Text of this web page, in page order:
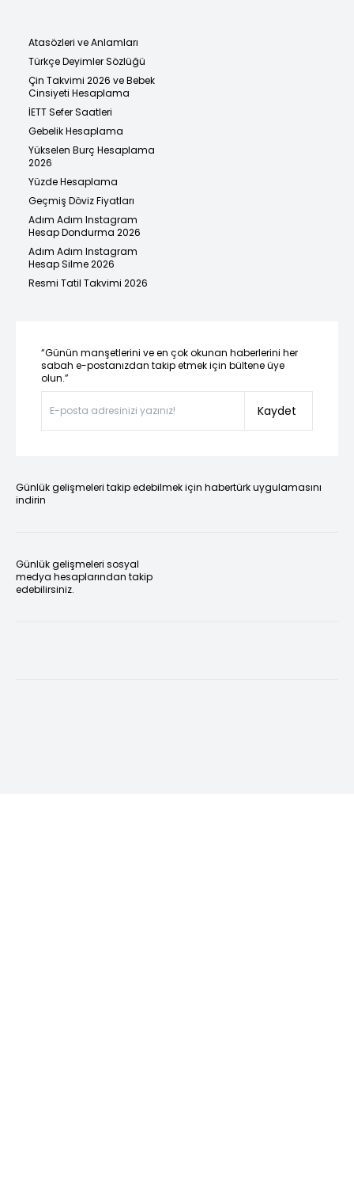
Atasözleri ve Anlamları
Türkçe Deyimler Sözlüğü
Çin Takvimi 2026 ve Bebek
Cinsiyeti Hesaplama
İETT Sefer Saatleri
Gebelik Hesaplama
Yükselen Burç Hesaplama
2026
Yüzde Hesaplama
Geçmiş Döviz Fiyatları
Adım Adım Instagram
Hesap Dondurma 2026
Adım Adım Instagram
Hesap Silme 2026
Resmi Tatil Takvimi 2026
“Günün manşetlerini ve en çok okunan haberlerini her
sabah e-postanızdan takip etmek için bültene üye
olun.”
Kaydet
Günlük gelişmeleri takip edebilmek için habertürk uygulamasını
indirin
Günlük gelişmeleri sosyal
medya hesaplarından takip
edebilirsiniz.